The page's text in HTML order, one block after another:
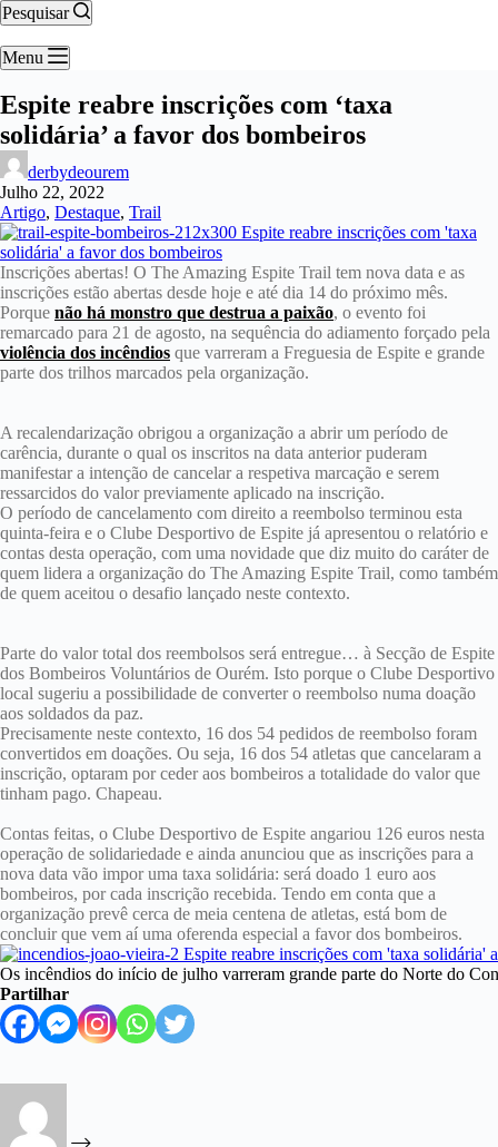
Pesquisar
Menu
Espite reabre inscrições com ‘taxa
solidária’ a favor dos bombeiros
derbydeourem
Julho 22, 2022
Artigo, Destaque, Trail
Inscrições abertas! O The Amazing Espite Trail tem nova data e as
inscrições estão abertas desde hoje e até dia 14 do próximo mês.
Porque não há monstro que destrua a paixão, o evento foi
remarcado para 21 de agosto, na sequência do adiamento forçado pela
violência dos incêndios que varreram a Freguesia de Espite e grande
parte dos trilhos marcados pela organização.
A recalendarização obrigou a organização a abrir um período de
carência, durante o qual os inscritos na data anterior puderam
manifestar a intenção de cancelar a respetiva marcação e serem
ressarcidos do valor previamente aplicado na inscrição.
O período de cancelamento com direito a reembolso terminou esta
quinta-feira e o Clube Desportivo de Espite já apresentou o relatório e
contas desta operação, com uma novidade que diz muito do caráter de
quem lidera a organização do The Amazing Espite Trail, como também
de quem aceitou o desafio lançado neste contexto.
Parte do valor total dos reembolsos será entregue… à Secção de Espite
dos Bombeiros Voluntários de Ourém. Isto porque o Clube Desportivo
local sugeriu a possibilidade de converter o reembolso numa doação
aos soldados da paz.
Precisamente neste contexto, 16 dos 54 pedidos de reembolso foram
convertidos em doações. Ou seja, 16 dos 54 atletas que cancelaram a
inscrição, optaram por ceder aos bombeiros a totalidade do valor que
tinham pago. Chapeau.
Contas feitas, o Clube Desportivo de Espite angariou 126 euros nesta
operação de solidariedade e ainda anunciou que as inscrições para a
nova data vão impor uma taxa solidária: será doado 1 euro aos
bombeiros, por cada inscrição recebida. Tendo em conta que a
organização prevê cerca de meia centena de atletas, está bom de
concluir que vem aí uma oferenda especial a favor dos bombeiros.
Os incêndios do início de julho varreram grande parte do Norte do
Partilhar